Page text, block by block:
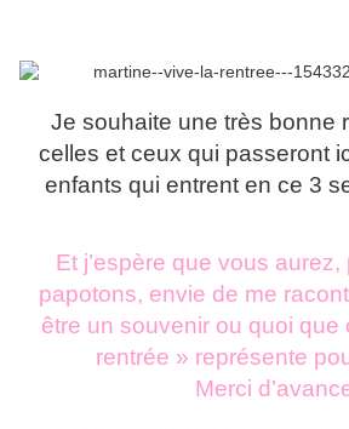
Je souhaite une très bonne
celles et ceux qui passeront
enfants qui entrent en ce 3
Et j’espère que vous
papotons, envie de me
être un souvenir ou quoi que
rentrée » représente
Merci